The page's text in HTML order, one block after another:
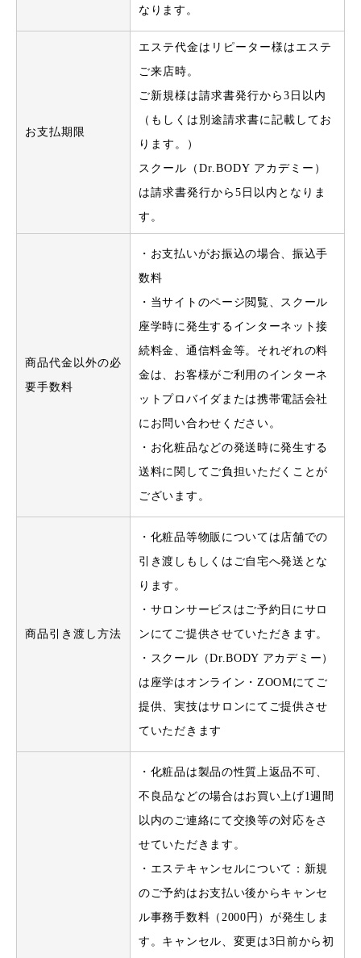
なります。
お支払期限
エステ代金はリピーター様はエステ
ご来店時。
ご新規様は請求書発行から3日以内
（もしくは別途請求書に記載してお
ります。）
スクール（Dr.BODY アカデミー）
は請求書発行から5日以内となりま
す。
商品代金以外の必
要手数料
・お支払いがお振込の場合、振込手
数料
・当サイトのページ閲覧、スクール
座学時に発生するインターネット接
続料金、通信料金等。それぞれの料
金は、お客様がご利用のインターネ
ットプロバイダまたは携帯電話会社
にお問い合わせください。
・お化粧品などの発送時に発生する
送料に関してご負担いただくことが
ございます。
商品引き渡し方法
・化粧品等物販については店舗での
引き渡しもしくはご自宅へ発送とな
ります。
・サロンサービスはご予約日にサロ
ンにてご提供させていただきます。
・スクール（Dr.BODY アカデミー）
は座学はオンライン・ZOOMにてご
提供、実技はサロンにてご提供させ
ていただきます
・化粧品は製品の性質上返品不可、
不良品などの場合はお買い上げ1週間
以内のご連絡にて交換等の対応をさ
せていただきます。
・エステキャンセルについて：新規
のご予約はお支払い後からキャンセ
ル事務手数料（2000円）が発生しま
す。キャンセル、変更は3日前から初